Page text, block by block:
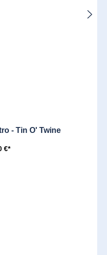
- Tin O' Twine
€*